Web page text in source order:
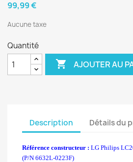
99,99 €
Aucune taxe
Quantité
 AJOUTER AU
Description Détails du
Référence constructeur : LG Philips
(P/N 6632L-0223F)